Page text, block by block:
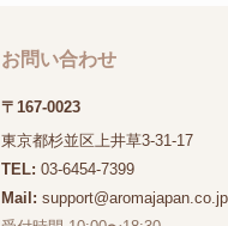
お問い合わせ
〒167-0023
東京都杉並区上井草3-31-17
TEL: 03-6454-7399
Mail: support@aromajapan.co.jp